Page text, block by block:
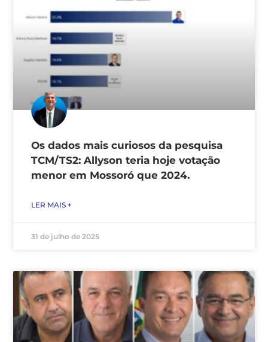
Os dados mais curiosos da pesquisa
TCM/TS2: Allyson teria hoje votação
menor em Mossoró que 2024.
LER MAIS +
31 de julho de 2025